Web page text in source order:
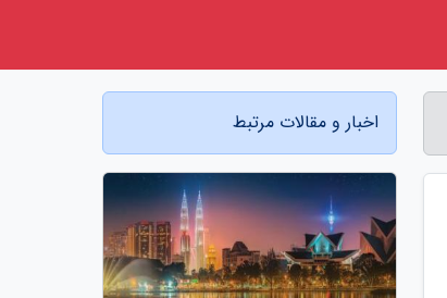
اخبار و مقالات مرتبط